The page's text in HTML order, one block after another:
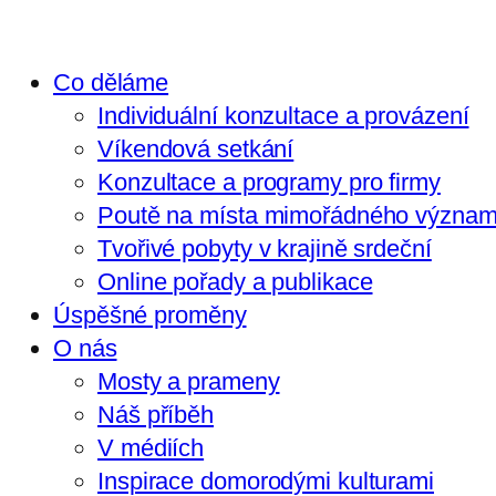
Co děláme
Individuální konzultace a provázení
Víkendová setkání
Konzultace a programy pro firmy
Poutě na místa mimořádného
Tvořivé pobyty v krajině srdeční
Online pořady a publikace
Úspěšné proměny
O nás
Mosty a prameny
Náš příběh
V médiích
Inspirace domorodými kulturami